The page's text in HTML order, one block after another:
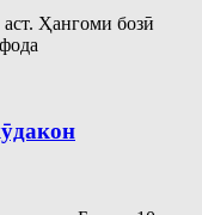
Ҳангоми бозӣ